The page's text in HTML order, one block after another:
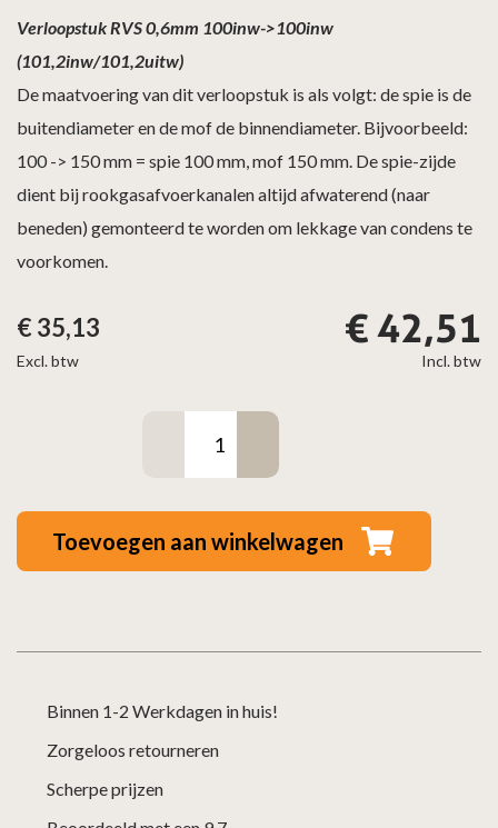
Incl. btw
€42,51
Excl. btw
€35,13
Verloopstuk RVS 0,6mm 100inw->100inw
(101,2inw/101,2uitw)
De maatvoering van dit verloopstuk is als volgt: de spie is de
buitendiameter en de mof de binnendiameter. Bijvoorbeeld:
100 -> 150 mm = spie 100 mm, mof 150 mm. De spie-zijde
dient bij rookgasafvoerkanalen altijd afwaterend (naar
beneden) gemonteerd te worden om lekkage van condens te
voorkomen.
mof
Toevoegen aan winkelwagen
Binnen 1-2 Werkdagen in huis!
Zorgeloos retourneren
Scherpe prijzen